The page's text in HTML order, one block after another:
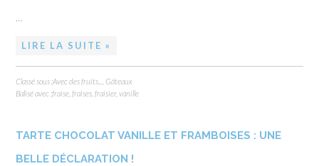
…
LIRE LA SUITE »
Classé sous :Avec des fruits... ,Gâteaux
Balisé avec :fraise ,fraises ,fraisier,vanille
TARTE CHOCOLAT VANILLE ET FRAMBOISES : UNE
BELLE DÉCLARATION !